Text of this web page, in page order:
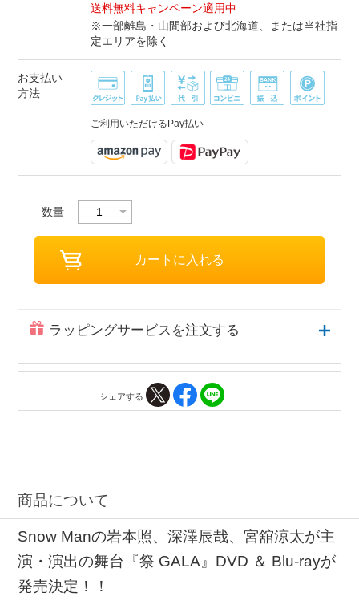
送料無料キャンペーン適用中
※一部離島・山間部および北海道、または当社指
定エリアを除く
お支払い
方法
ご利用いただけるPay払い
数量
ラッピングサービスを注文する
シェアする
商品について
Snow Manの岩本照、深澤辰哉、宮舘涼太が主
演・演出の舞台『祭 GALA』DVD ＆ Blu-rayが
発売決定！！